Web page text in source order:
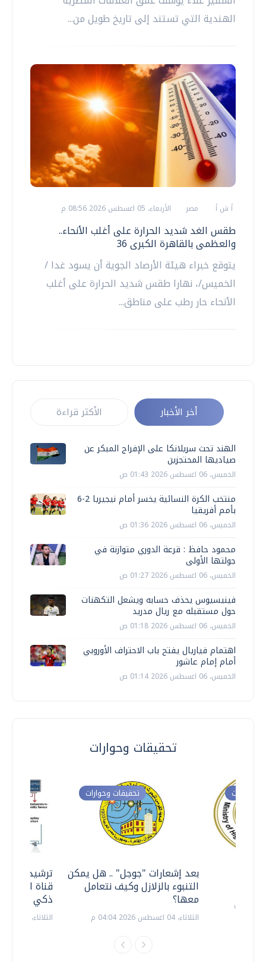
الهندية التي تستند إلى تاريخ طويل من...
أ ش أ مصر الأربعاء، 05 اغسطس 2026 08:56 م
طقس الغد شديد الحرارة على أغلب الأنحاء..
والعظمى بالقاهرة الكبرى 36
يتوقع خبراء هيئة الأرصاد الجوية أن يسود غدا /
الخميس/، نهارا طقس شديد الحرارة على أغلب
الأنحاء حار رطب على مناطق...
أخر الأخبار الأكثر قراءة
الهند تحث سريلانكا على الإفراج المبكر عن
صياديها المحتجزين
الخميس، 06 اغسطس 2026 01:43 ص
منتخب الكرة النسائية يخسر أمام نيجيريا 2-6
بأمم أفريقيا
الخميس، 06 اغسطس 2026 01:36 ص
محمود حافظ : قرعة الدوري متوازنة في
جولتها الأولى
الخميس، 06 اغسطس 2026 01:27 ص
فينيسيوس يحذف حسابه ويشعل التكهنات
حول مستقبله مع ريال مدريد
الخميس، 06 اغسطس 2026 01:18 ص
اهتمام فياريال يفتح باب الاحتراف الأوروبي
أمام إمام عاشور
الخميس، 06 اغسطس 2026 01:14 ص
تحقيقات وحوارات
ترشيدا
قناة
ذكي
الثلاثاء، 14 يوليو 2026 06:11 م
تحقيقات وحوارات
بعد إشعارات "جوجل" .. هل يمكن
التنبوء بالزلازل وكيف نتعامل
معها؟
الثلاثاء، 04 اغسطس 2026 04:04 م
وحوارات